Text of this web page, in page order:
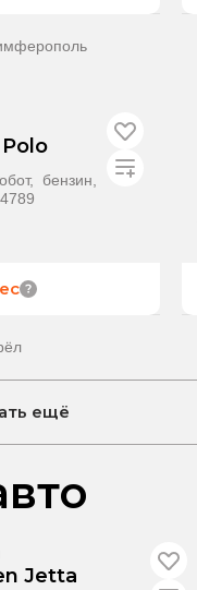
бензин,
ещё
Jetta